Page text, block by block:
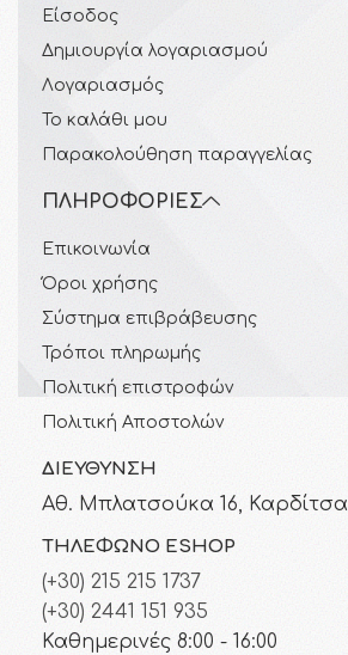
Είσοδος
Δημιουργία λογαριασμού
Λογαριασμός
Το καλάθι μου
Παρακολούθηση παραγγελίας
ΠΛΗΡΟΦΟΡΊΕΣ
Επικοινωνία
Όροι χρήσης
Σύστημα επιβράβευσης
Τρόποι πληρωμής
Πολιτική επιστροφών
Πολιτική Αποστολών
ΔΙΕΎΘΥΝΣΗ
Αθ. Μπλατσούκα 16, Καρδίτσα
ΤΗΛΈΦΩΝΟ ESHOP
(+30) 215 215 1737
(+30) 2441 151 935
Καθημερινές 8:00 - 16:00